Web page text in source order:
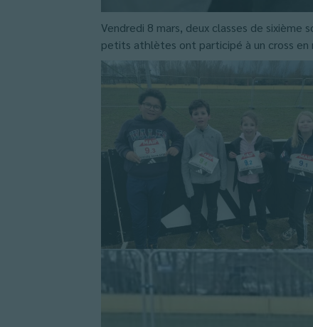
Vendredi 8 mars, deux classes de
petits athlètes ont participé à un cross en